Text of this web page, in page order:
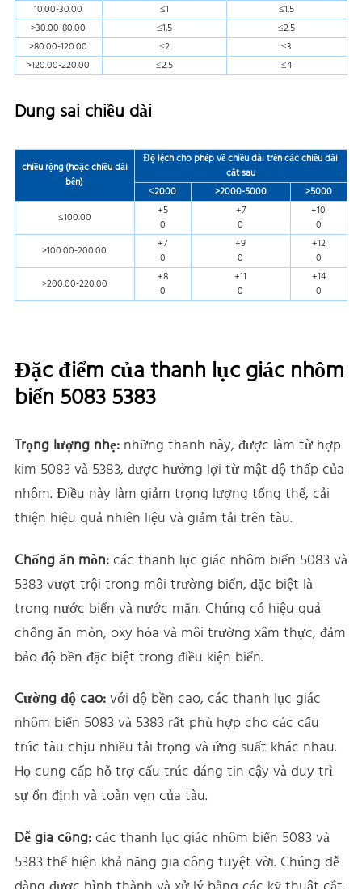
10.00-30.00
≤1
≤1,5
>30.00-80.00
≤1,5
≤2.5
>80.00-120.00
≤2
≤3
>120.00-220.00
≤2.5 ≤4
Dung sai chiều dài
chiều rộng (hoặc chiều dài
bên)
Độ lệch cho phép về chiều dài trên các chiều dài
cắt sau
≤2000
>2000-5000
>5000
≤100.00
+5
0
+7
0
+10
0
>100.00-200.00
+7
0
+9
0
+12
0
>200.00-220.00
+8
0
+11
0
+14
0
Đặc điểm của thanh lục giác nhôm
biển 5083 5383
Trọng lượng nhẹ:những thanh này, được làm từ hợp
kim 5083 và 5383, được hưởng lợi từ mật độ thấp của
nhôm. Điều này làm giảm trọng lượng tổng thể, cải
thiện hiệu quả nhiên liệu và giảm tải trên tàu.
Chống ăn mòn:các thanh lục giác nhôm biển 5083 và
5383 vượt trội trong môi trường biển, đặc biệt là
trong nước biển và nước mặn. Chúng có hiệu quả
chống ăn mòn, oxy hóa và môi trường xâm thực, đảm
bảo độ bền đặc biệt trong điều kiện biển.
Cường độ cao:với độ bền cao, các thanh lục giác
nhôm biển 5083 và 5383 rất phù hợp cho các cấu
trúc tàu chịu nhiều tải trọng và ứng suất khác nhau.
Họ cung cấp hỗ trợ cấu trúc đáng tin cậy và duy trì
sự ổn định và toàn vẹn của tàu.
Dễ gia công:các thanh lục giác nhôm biển 5083 và
5383 thể hiện khả năng gia công tuyệt vời. Chúng dễ